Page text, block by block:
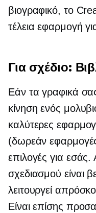
βιογραφικό, το
τέλεια εφαρμογή
Για σχέδιο:
Εάν τα γραφικά
κίνηση ενός
καλύτερες
(δωρεάν
επιλογές για εσάς.
σχεδιασμού είναι
λειτουργεί
Είναι επίσης